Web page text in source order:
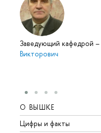
Заведующий кафедрой –
Викторович
О ВЫШКЕ
Цифры и факты